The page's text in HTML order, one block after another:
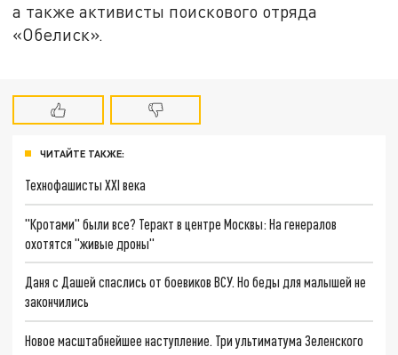
а также активисты поискового отряда
«Обелиск».
ЧИТАЙТЕ ТАКЖЕ:
Технофашисты XXI века
"Кротами" были все? Теракт в центре Москвы: На генералов
охотятся "живые дроны"
Даня с Дашей спаслись от боевиков ВСУ. Но беды для малышей не
закончились
Новое масштабнейшее наступление. Три ультиматума Зеленского